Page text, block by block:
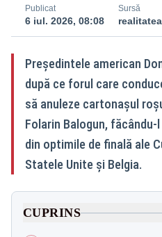
Publicat
6 iul. 2026, 08:08
Sursă
Președintele american
după ce forul care
să anuleze cartonașul
Folarin Balogun,
din optimile de finală ale
Statele Unite și Belgia.
CUPRINS